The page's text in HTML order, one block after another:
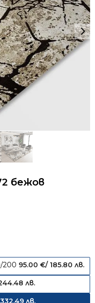
бежов
200 95.00€/ 185.80 лв.
лв.
лв.